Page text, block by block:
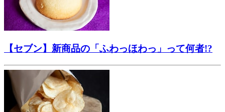
【セブン】新商品の「ふわっほわっ」って何者!?